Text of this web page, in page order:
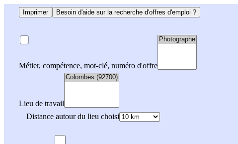
Imprimer Besoin d'aide sur la recherche d'offres d'emploi ?
Métier, compétence, mot-clé, numéro d'offre
Lieu de travail
Distance autour du lieu choisi